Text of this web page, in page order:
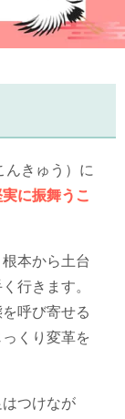
んきゅう）に
に振舞うこ
本から土台
行きます。
呼び寄せる
くり変革を
つけなが